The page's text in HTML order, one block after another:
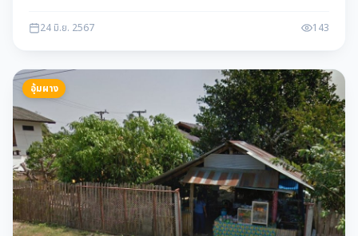
24 มิ.ย. 2567 143
อุ้มผาง